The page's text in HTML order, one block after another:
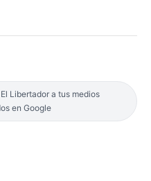
Libertador a tus medios
en Google